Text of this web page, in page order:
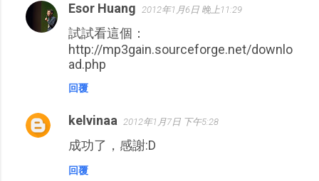
Esor Huang 2012年1月6日 晚上11:29
試試看這個：
http://mp3gain.sourceforge.net/downlo
ad.php
回覆
kelvinaa 2012年1月7日 下午5:28
成功了，感謝:D
回覆